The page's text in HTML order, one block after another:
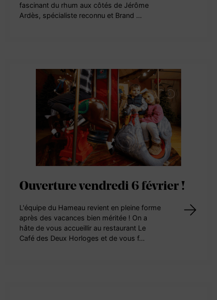
fascinant du rhum aux côtés de Jérôme
Ardès, spécialiste reconnu et Brand …
Ouverture vendredi 6 février !
L'équipe du Hameau revient en pleine forme
après des vacances bien méritée ! On a
hâte de vous accueillir au restaurant Le
Café des Deux Horloges et de vous f…